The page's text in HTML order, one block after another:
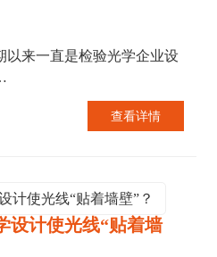
以来一直是检验光学企业设
查看详情
设计使光线“贴着墙